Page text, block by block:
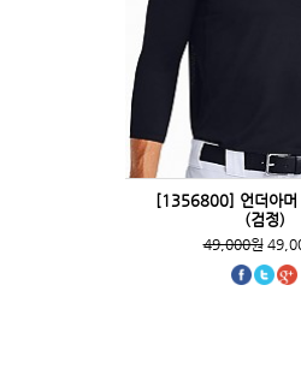
[1356800] 언더아머
(검정)
49,000원